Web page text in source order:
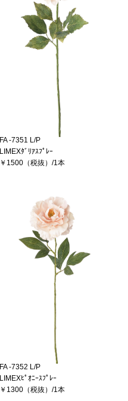
FA -7351 L/P
LIMEXﾀﾞﾘｱｽﾌﾟﾚｰ
￥1500（税抜）/1本
FA -7352 L/P
LIMEXﾋﾟｵﾆｰｽﾌﾟﾚｰ
￥1300（税抜）/1本